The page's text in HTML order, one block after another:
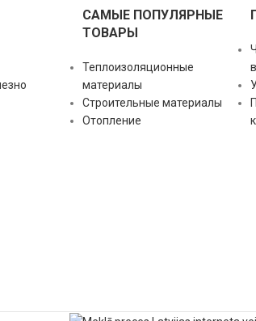
САМЫЕ ПОПУЛЯРНЫЕ
ТОВАРЫ
Теплоизоляционные
материалы
Строительные материалы
Отопление